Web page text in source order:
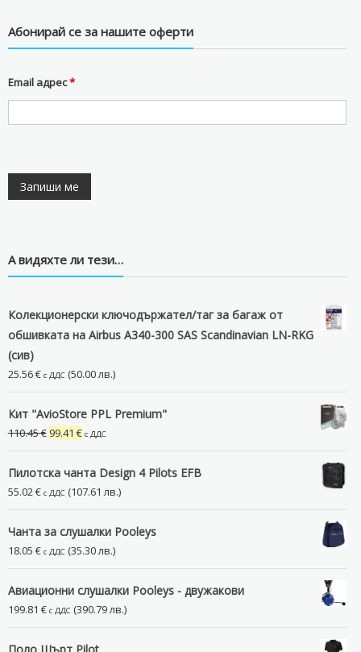
Facebook
TwitterYouTube
Абонирай се за нашите оферти
Email адрес*
А видяхте ли тези…
Колекционерски ключодържател/таг за багаж от
обшивката на Airbus A340-300 SAS Scandinavian LN-RKG
(сив)
25.56€ с ДДС (50.00 лв.)
Кит "AvioStore PPL Premium"
110.45€ Original
was:
110.45 €.
99.41 €Текущата
е:
99.41 €.
с ДДС
Пилотска чанта Design 4 Pilots EFB
55.02€ с ДДС (107.61 лв.)
Чанта за слушалки Pooleys
18.05 € с ДДС (35.30 лв.)
Авиационни слушалки Pooleys - двужакови
199.81 € с ДДС (390.79 лв.)